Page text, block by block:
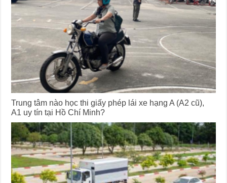
Trung tâm nào học thi giấy phép lái xe hạng A (A2 cũ),
A1 uy tín tại Hồ Chí Minh?